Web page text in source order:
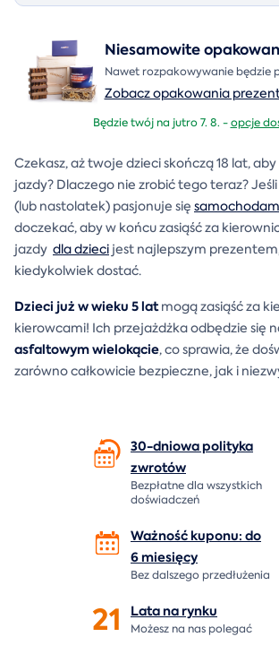
Niesamowite
Nawet rozpakowywanie będzie
Zobacz opakowania
Będzie twój na jutro 7. 8. -opcje
Czekasz, aż twoje dzieci skończą 18 lat,
jazdy? Dlaczego nie zrobić tego teraz?
(lub nastolatek) pasjonuje się
doczekać, aby w końcu zasiąść za
jazdy dla dzieci jest najlepszym
kiedykolwiek dostać.
Dzieci już w wieku 5 latmogą zasiąść za
kierowcami! Ich przejażdżka odbędzie się
asfaltowym wielokącie, co sprawia, że
zarówno całkowicie bezpieczne, jak i
30-dniowa polityka
zwrotów
Bezpłatne dla wszystkich
doświadczeń
Ważność kuponu: do
6 miesięcy
Bez dalszego przedłużenia
21 Lata narynku
Możesz na nas polegać